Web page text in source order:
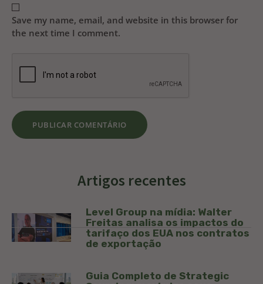
Save my name, email, and website in this browser for
the next time I comment.
Artigos recentes
Level Group na mídia: Walter
Freitas analisa os impactos do
tarifaço dos EUA nos contratos
de exportação
Guia Completo de Strategic